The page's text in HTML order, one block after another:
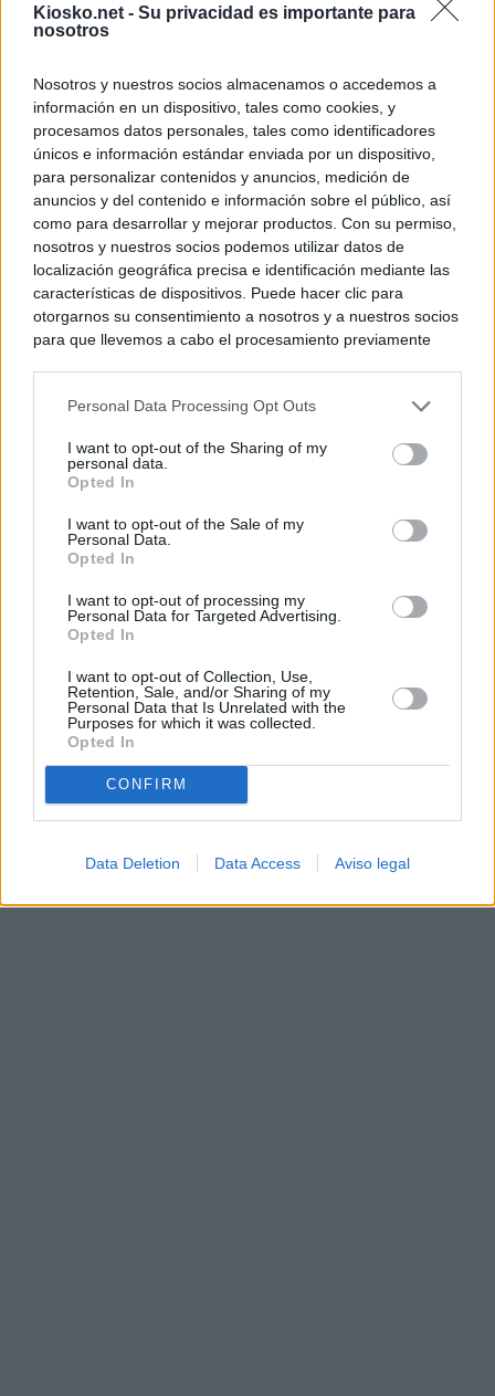
Kiosko.net - Su privacidad es importante para
nosotros
Nosotros y nuestros socios almacenamos o accedemos a
información en un dispositivo, tales como cookies, y
procesamos datos personales, tales como identificadores
únicos e información estándar enviada por un dispositivo,
para personalizar contenidos y anuncios, medición de
anuncios y del contenido e información sobre el público, así
como para desarrollar y mejorar productos. Con su permiso,
nosotros y nuestros socios podemos utilizar datos de
localización geográfica precisa e identificación mediante las
características de dispositivos. Puede hacer clic para
otorgarnos su consentimiento a nosotros y a nuestros socios
para que llevemos a cabo el procesamiento previamente
negar su consentimiento. Tenga en cuenta que algún
de su consentimiento, pero usted tiene el derecho de
rechazar tal procesamiento. Sus preferencias se aplicarán
cualquier momento entrando de nuevo en este sitio web o
visitando nuestra política de privacidad.
Personal Data Processing Opt Outs
I want to opt-out of the Sharing of my
personal data.
Opted In
I want to opt-out of the Sale of my
Personal Data.
Opted In
I want to opt-out of processing my
Personal Data for Targeted Advertising.
Opted In
I want to opt-out of Collection, Use,
Retention, Sale, and/or Sharing of my
Personal Data that Is Unrelated with the
Purposes for which it was collected.
Opted In
CONFIRM
Data Deletion Data Access Aviso legal